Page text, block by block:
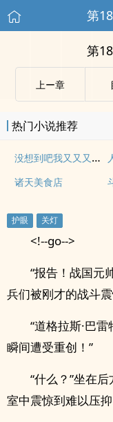
第
第
上ー章
热门小说推荐
没想到吧我又又又穿越了
诸天美食店
<!--go-->
“报告！战国元
兵们被刚才的战斗震
“道格拉斯·巴
瞬间遭受重创！”
“什么？”坐在
室中震惊到难以压抑